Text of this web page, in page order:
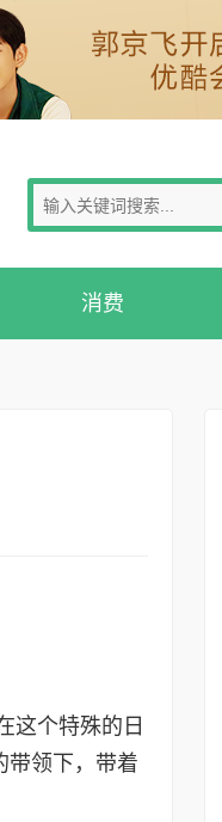
消费
这个特殊的日
带领下，带着